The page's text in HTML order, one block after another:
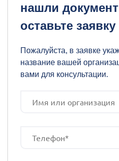
нашли
оставьте заявку
Пожалуйста, в заявке
название вашей
вами для консультации.